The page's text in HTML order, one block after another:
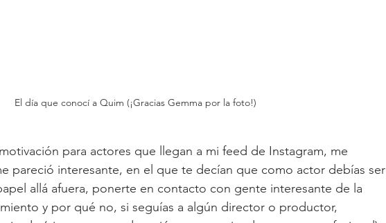
El día que conocí a Quim (¡Gracias Gemma por la foto!)
para actores que llegan a mi feed de Instagram, me
pareció interesante, en el que te decían que como actor debías ser
allá afuera, ponerte en contacto con gente interesante de la
y por qué no, si seguías a algún director o productor,